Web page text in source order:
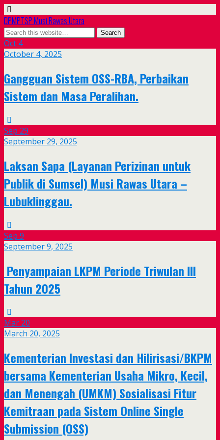
DPMPTSP Musi Rawas Utara
Oct 4
October 4, 2025
Gangguan Sistem OSS-RBA, Perbaikan
Sistem dan Masa Peralihan.
Sep 29
September 29, 2025
Laksan Sapa (Layanan Perizinan untuk
Publik di Sumsel) Musi Rawas Utara –
Lubuklinggau.
Sep 9
September 9, 2025
Penyampaian LKPM Periode Triwulan III
Tahun 2025
Mar 20
March 20, 2025
Kementerian Investasi dan Hilirisasi/BKPM
bersama Kementerian Usaha Mikro, Kecil,
dan Menengah (UMKM) Sosialisasi Fitur
Kemitraan pada Sistem Online Single
Submission (OSS)